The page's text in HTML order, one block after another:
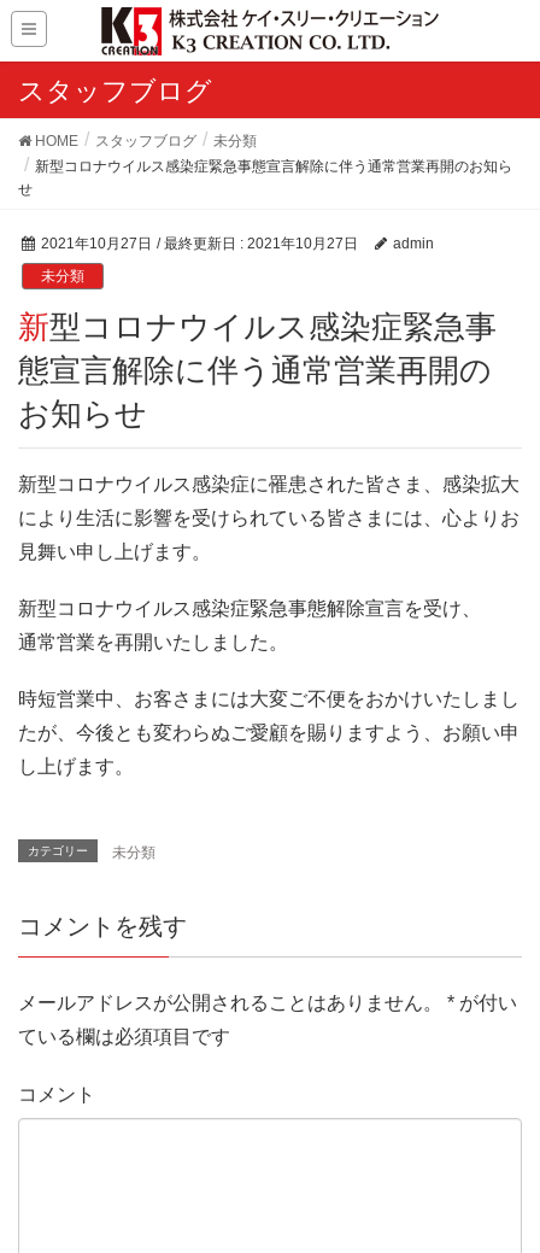
スタッフブログ
HOME スタッフブログ
未分類
新型コロナウイルス感染症緊急事態宣言解除に伴う通常営業再開のお知ら
せ
2021年10月27日 / 最終更新日 : 2021年10月27日
admin
未分類
新型コロナウイルス感染症緊急事
態宣言解除に伴う通常営業再開の
お知らせ
新型コロナウイルス感染症に罹患された皆さま、感染拡大
により生活に影響を受けられている皆さまには、心よりお
見舞い申し上げます。
新型コロナウイルス感染症緊急事態解除宣言を受け、
通常営業を再開いたしました。
時短営業中、お客さまには大変ご不便をおかけいたしまし
たが、今後とも変わらぬご愛顧を賜りますよう、お願い申
し上げます。
カテゴリー 未分類
コメントを残す
メールアドレスが公開されることはありません。 * が付い
ている欄は必須項目です
コメント